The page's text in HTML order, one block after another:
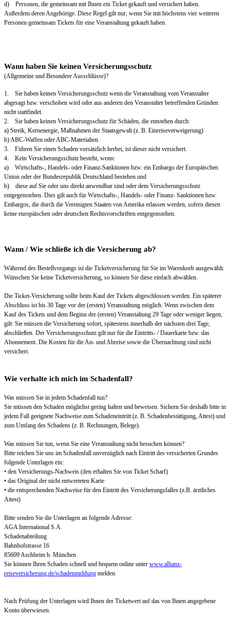
d) Personen, die gemeinsam mit Ihnen ein Ticket gekauft und versichert haben.
Außerdem deren Angehörige. Diese Regel gilt nur, wenn Sie mit höchstens vier weiteren
Personen gemeinsam Tickets für eine Veranstaltung gekauft haben.
Wann haben Sie keinen Versicherungsschutz
(Allgemeine und Besondere Ausschlüsse)?
1. Sie haben keinen Versicherungsschutz wenn die Veranstaltung vom Veranstalter
abgesagt bzw. verschoben wird oder aus anderen den Veranstalter betreffenden Gründen
nicht stattfindet.
2. Sie haben keinen Versicherungsschutz für Schäden, die entstehen durch:
a) Streik, Kernenergie, Maßnahmen der Staatsgewalt (z. B. Einreiseverweigerung)
b) ABC-Waffen oder ABC-Materialien.
3. Führen Sie einen Schaden vorsätzlich herbei, ist dieser nicht versichert.
4. Kein Versicherungsschutz besteht, wenn:
a) Wirtschafts-, Handels- oder Finanz-Sanktionen bzw. ein Embargo der Europäischen
Union oder der Bundesrepublik Deutschland bestehen und
b) diese auf Sie oder uns direkt anwendbar sind oder dem Versicherungsschutz
entgegenstehen. Dies gilt auch für Wirtschafts-, Handels- oder Finanz- Sanktionen bzw.
Embargos, die durch die Vereinigten Staaten von Amerika erlassen werden, sofern diesen
keine europäischen oder deutschen Rechtsvorschriften entgegenstehen.
Wann / Wie schließe ich die Versicherung ab?
Während des Bestellvorgangs ist die Ticketversicherung für Sie im Warenkorb ausgewählt.
Wünschen Sie keine Ticketversicherung, so können Sie diese einfach abwählen.
Die Ticket-Versicherung sollte beim Kauf der Tickets abgeschlossen werden. Ein späterer
Abschluss ist bis 30 Tage vor der (ersten) Veranstaltung möglich. Wenn zwischen dem
Kauf des Tickets und dem Beginn der (ersten) Veranstaltung 29 Tage oder weniger liegen,
gilt: Sie müssen die Versicherung sofort, spätestens innerhalb der nächsten drei Tage,
abschließen. Der Versicherungsschutz gilt nur für die Eintritts- / Dauerkarte bzw. das
Abonnement. Die Kosten für die An- und Abreise sowie die Übernachtung sind nicht
versichert.
Wie verhalte ich mich im Schadenfall?
Was müssen Sie in jedem Schadenfall tun?
Sie müssen den Schaden möglichst gering halten und beweisen. Sichern Sie deshalb bitte in
jedem Fall geeignete Nachweise zum Schadeneintritt (z. B. Schadenbestätigung, Attest) und
zum Umfang des Schadens (z. B. Rechnungen, Belege).
Was müssen Sie tun, wenn Sie eine Veranstaltung nicht besuchen können?
Bitte reichen Sie uns im Schadenfall unverzüglich nach Eintritt des versicherten Grundes
folgende Unterlagen ein:
• den Versicherungs-Nachweis (den erhalten Sie von Ticket Scharf)
• das Original der nicht entwerteten Karte
• die entsprechenden Nachweise für den Eintritt des Versicherungsfalles (z.B. ärztliches
Attest)
Bitte senden Sie die Unterlagen an folgende Adresse:
AGA International S.A.
Schadenabteilung
Bahnhofstrasse 16
85609 Aschheim b. München
Sie können Ihren Schaden schnell und bequem online unter www.allianz-
reiseversicherung.de/schadenmeldung melden.
Nach Prüfung der Unterlagen wird Ihnen der Ticketwert auf das von Ihnen angegebene
Konto überwiesen.